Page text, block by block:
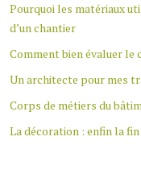
Pourquoi les matériaux
d’un chantier
Comment bien évaluer le
Un architecte pour mes
Corps de métiers du
La décoration : enfin la